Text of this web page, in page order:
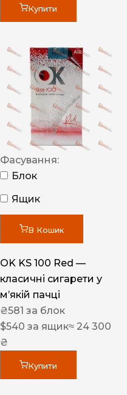
Купити
Фасування:
Блок
Ящик
В Кошик
OK KS 100 Red —
класичні сигарети у
м’якій пачці
₴581 за блок
$540 за ящик≈ 24 300
₴
Купити